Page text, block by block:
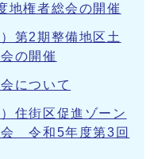
権者総会の開催
第2期整備地区土
の開催
について
住街区促進ゾーン
会 令和5年度第3回